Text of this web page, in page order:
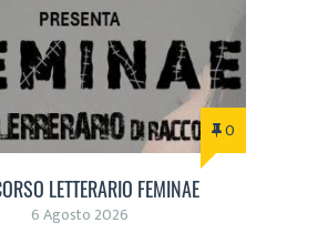
0
LETTERARIO FEMINAE
6 Agosto 2026